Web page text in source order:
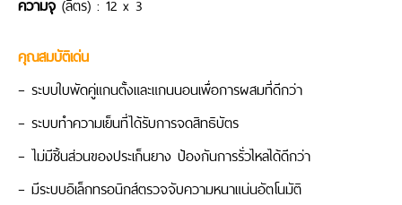
ความจุ (ลิตร) : 12 x 3
คุณสมบัติเด่น
– ระบบใบพัดคู่แกนตั้งและแกนนอนเพื่อการผสมที่ดีกว่า
– ระบบทำความเย็นที่ได้รับการจดสิทธิบัตร
– ไม่มีชิ้นส่วนของประเก็นยาง ป้องกันการรั่วไหลได้ดีกว่า
– มีระบบอิเล็กทรอนิกส์ตรวจจับความหนาแน่นอัตโนมัติ